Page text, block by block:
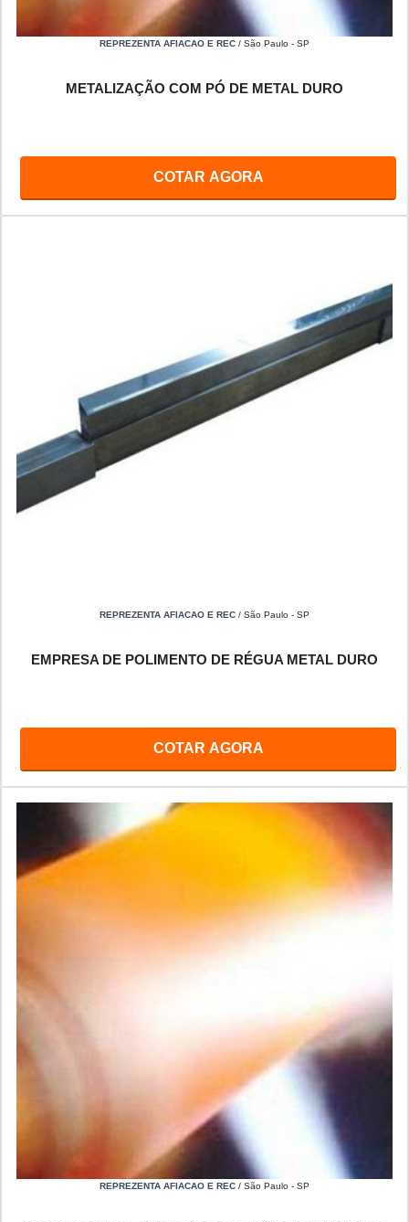
REPREZENTA AFIACAO E REC / São Paulo - SP
METALIZAÇÃO COM PÓ DE METAL DURO
COTAR AGORA
REPREZENTA AFIACAO E REC / São Paulo - SP
EMPRESA DE POLIMENTO DE RÉGUA METAL DURO
COTAR AGORA
REPREZENTA AFIACAO E REC / São Paulo - SP